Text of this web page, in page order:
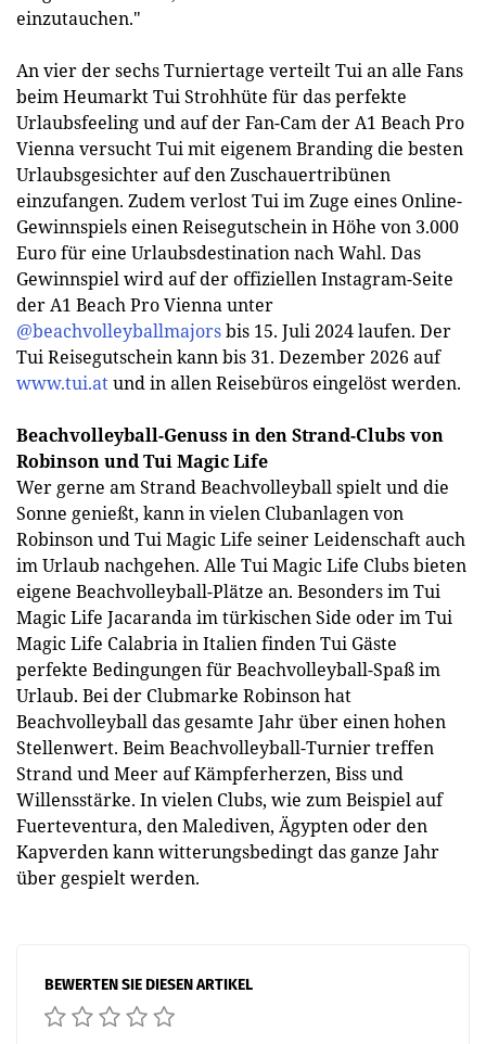
einzutauchen."
An vier der sechs Turniertage verteilt Tui an alle Fans
beim Heumarkt Tui Strohhüte für das perfekte
Urlaubsfeeling und auf der Fan-Cam der A1 Beach Pro
Vienna versucht Tui mit eigenem Branding die besten
Urlaubsgesichter auf den Zuschauertribünen
einzufangen. Zudem verlost Tui im Zuge eines Online-
Gewinnspiels einen Reisegutschein in Höhe von 3.000
Euro für eine Urlaubsdestination nach Wahl. Das
Gewinnspiel wird auf der offiziellen Instagram-Seite
der A1 Beach Pro Vienna unter
@beachvolleyballmajorsbis 15. Juli 2024 laufen. Der
Tui Reisegutschein kann bis 31. Dezember 2026 auf
www.tui.atund in allen Reisebüros eingelöst werden.
Beachvolleyball-Genuss in den Strand-Clubs von
Robinson und Tui Magic Life
Wer gerne am Strand Beachvolleyball spielt und die
Sonne genießt, kann in vielen Clubanlagen von
Robinson und Tui Magic Life seiner Leidenschaft auch
im Urlaub nachgehen. Alle Tui Magic Life Clubs bieten
eigene Beachvolleyball-Plätze an. Besonders im Tui
Magic Life Jacaranda im türkischen Side oder im Tui
Magic Life Calabria in Italien finden Tui Gäste
perfekte Bedingungen für Beachvolleyball-Spaß im
Urlaub. Bei der Clubmarke Robinson hat
Beachvolleyball das gesamte Jahr über einen hohen
Stellenwert. Beim Beachvolleyball-Turnier treffen
Strand und Meer auf Kämpferherzen, Biss und
Willensstärke. In vielen Clubs, wie zum Beispiel auf
Fuerteventura, den Malediven, Ägypten oder den
Kapverden kann witterungsbedingt das ganze Jahr
über gespielt werden.
BEWERTEN SIE DIESEN ARTIKEL